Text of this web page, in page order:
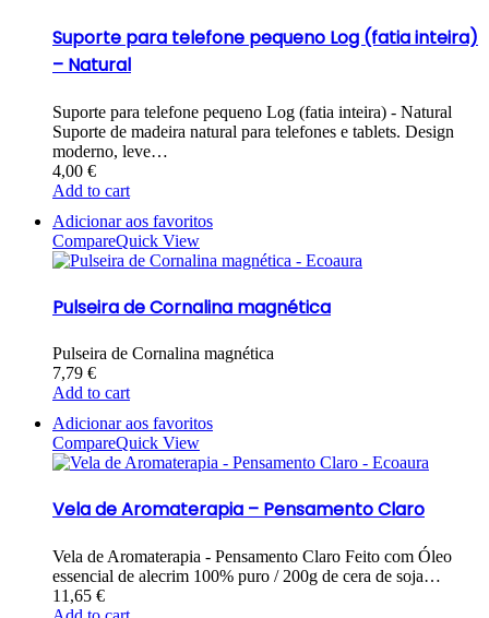
Suporte para telefone pequeno Log (fatia inteira)
– Natural
Suporte para telefone pequeno Log (fatia inteira) - Natural
Suporte de madeira natural para telefones e tablets. Design
moderno, leve…
4,00 €
Add to cart
Adicionar aos favoritos
CompareQuick View
Pulseira de Cornalina magnética
Pulseira de Cornalina magnética
7,79 €
Add to cart
Adicionar aos favoritos
CompareQuick View
Vela de Aromaterapia – Pensamento Claro
Vela de Aromaterapia - Pensamento Claro Feito com Óleo
essencial de alecrim 100% puro / 200g de cera de soja…
11,65 €